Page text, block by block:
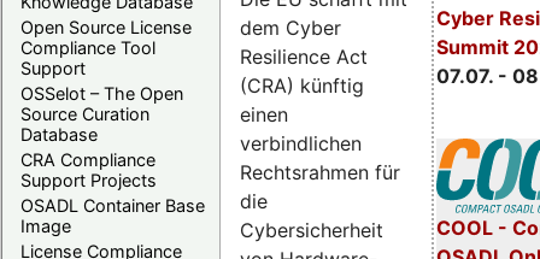
Open Source License
Compliance Tool
Support
OSSelot – The Open
Source Curation
Database
CRA Compliance
Support Projects
OSADL Container Base
Image
License Compliance
Cyber
Summit
07.07. -
COOL -
dem Cyber
Resilience Act
(CRA) künftig
einen
verbindlichen
Rechtsrahmen für
die
Cybersicherheit